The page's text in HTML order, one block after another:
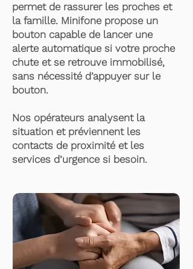
permet de rassurer les proches et
la famille. Minifone propose un
bouton capable de lancer une
alerte automatique si votre proche
chute et se retrouve immobilisé,
sans nécessité d’appuyer sur le
bouton.
Nos opérateurs analysent la
situation et préviennent les
contacts de proximité et les
services d’urgence si besoin.